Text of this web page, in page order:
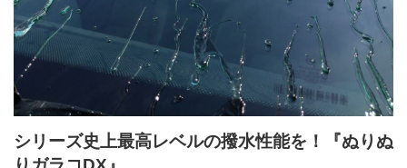
シリーズ史上最高レベルの撥水性能を！『ぬりぬ